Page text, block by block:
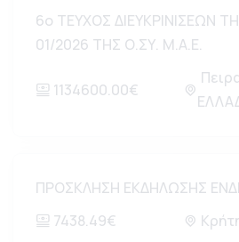
6ο ΤΕΥΧΟΣ ΔΙΕΥΚΡΙΝΙΣΕΩΝ
01/2026 ΤΗΣ Ο.ΣΥ. Μ.Α.Ε.
1134600.00€
ΠΡΟΣΚΛΗΣΗ ΕΚΔΗΛΩΣΗΣ
7438.49€